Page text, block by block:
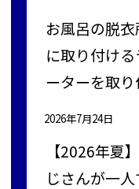
お風呂の脱
に取り付け
ーターを取
2026年7月24日
【2026年夏
じさんが一